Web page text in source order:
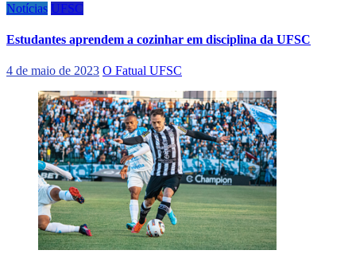
Notícias UFSC
Estudantes aprendem a cozinhar em disciplina da UFSC
4 de maio de 2023 O Fatual UFSC